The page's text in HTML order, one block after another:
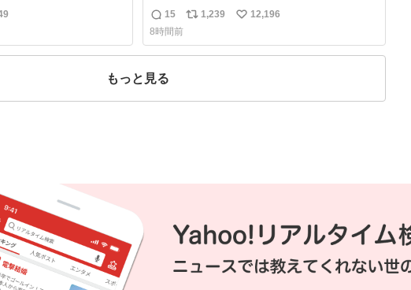
ョルダーバッグが欲し
だけど snidelでめちゃ
見つけたので買っ
いから京都の寺にある庭みたいになってる
返
信
数
15
リ
ス
1,239
い
ね
12,196
8時間前
もっと見る